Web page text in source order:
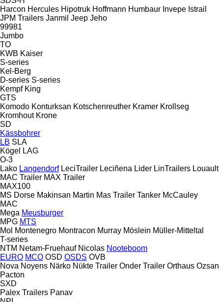
Harcon Hercules Hipotruk Hoffmann Humbaur Invepe Istrail
JPM Trailers Janmil Jeep Jeho
99981
Jumbo
TO
KWB Kaiser
S-series
Kel-Berg
D-series S-series
Kempf King
GTS
Komodo Konturksan Kotschenreuther Kramer Krollseg
Kromhout Krone
SD
Kässbohrer
LB SLA
Kögel
LAG
O-3
Lako Langendorf LeciTrailer Leciñena Lider LinTrailers Louault
MAC Trailer MAX Trailer
MAX100
MS Dorse Makinsan Martin Mas Trailer Tanker McCauley
MAC
Mega Meusburger
MPG MTS
Mol Montenegro Montracon Murray Möslein Müller-Mitteltal
T-series
NTM Netam-Fruehauf Nicolas Nooteboom
EURO MCO OSD OSDS OVB
Nova Noyens Närko Nükte Trailer Onder Trailer Orthaus Ozsan
Pacton
SXD
Palex Trailers Panav